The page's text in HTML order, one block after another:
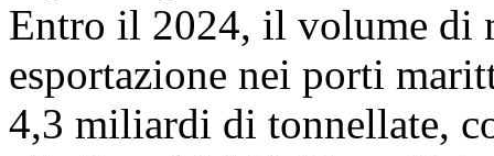
Entro il 2024, il volume di
esportazione nei porti
4,3 miliardi di tonnellate,